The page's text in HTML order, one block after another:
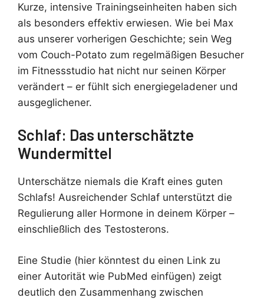
Kurze, intensive Trainingseinheiten haben sich
als besonders effektiv erwiesen. Wie bei Max
aus unserer vorherigen Geschichte; sein Weg
vom Couch-Potato zum regelmäßigen Besucher
im Fitnessstudio hat nicht nur seinen Körper
verändert – er fühlt sich energiegeladener und
ausgeglichener.
Schlaf: Das unterschätzte
Wundermittel
Unterschätze niemals die Kraft eines guten
Schlafs! Ausreichender Schlaf unterstützt die
Regulierung aller Hormone in deinem Körper –
einschließlich des Testosterons.
Eine Studie (hier könntest du einen Link zu
einer Autorität wie PubMed einfügen) zeigt
deutlich den Zusammenhang zwischen